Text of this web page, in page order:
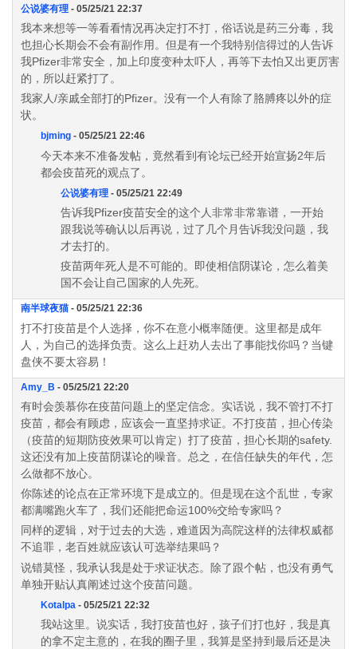
公说婆有理 - 05/25/21 22:37
我本来想等一等看看情况再决定打不打，俗话说是药三分毒，我
也担心长期会不会有副作用。但是有一个我特别信得过的人告诉
我Pfizer非常安全，加上印度变种太吓人，再等下去怕又出更厉害
的，所以赶紧打了。
我家人/亲戚全部打的Pfizer。没有一个人有除了胳膊疼以外的症
状。
bjming - 05/25/21 22:46
今天本来不准备发帖，竟然看到有论坛已经开始宣扬2年后
都会疫苗死的观点了。
公说婆有理 - 05/25/21 22:49
告诉我Pfizer疫苗安全的这个人非常非常靠谱，一开始
跟我说等确认以后再说，过了几个月告诉我没问题，我
才去打的。
疫苗两年死人是不可能的。即使相信阴谋论，怎么着美
国不会让自己国家的人先死。
南半球夜猫 - 05/25/21 22:36
打不打疫苗是个人选择，你不在意小概率随便。这里都是成年
人，为自己的选择负责。这么上赶劝人去出了事能找你吗？当键
盘侠不要太容易！
Amy_B - 05/25/21 22:20
有时会羡慕你在疫苗问题上的坚定信念。实话说，我不管打不打
疫苗，都会有顾虑，应该会一直坚持求证。不打疫苗，担心传染
（疫苗的短期防疫效果可以肯定）打了疫苗，担心长期的safety.
这还没有加上疫苗阴谋论的噪音。总之，在信任缺失的年代，怎
么做都不放心。
你陈述的论点在正常环境下是成立的。但是现在这个乱世，专家
都满嘴跑火车了，我们还能把命运100%交给专家吗？
同样的逻辑，对于过去的大选，难道因为高院这样的法律权威都
不追罪，老百姓就应该认可选举结果吗？
说错莫怪，我承认我是处于求证状态。除了跟个帖，也没有勇气
单独开贴认真阐述过这个疫苗问题。
Kotalpa - 05/25/21 22:32
我站这里。说实话，我打疫苗也好，孩子们打也好，我是真
的拿不定主意的，在我的圈子里，我算是坚持到最后还是决